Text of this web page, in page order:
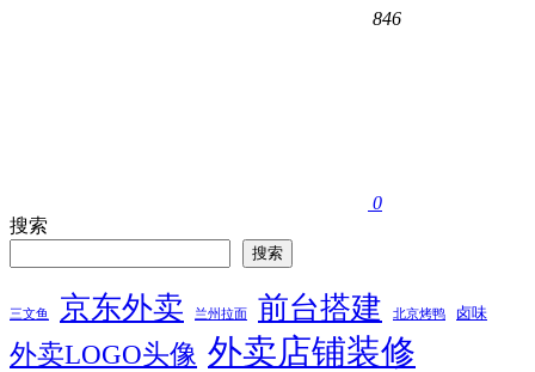
846
0
搜索
搜索
三文鱼 京东外卖 兰州拉面 前台搭建 北京烤鸭 卤味
外卖LOGO头像 外卖店铺装修